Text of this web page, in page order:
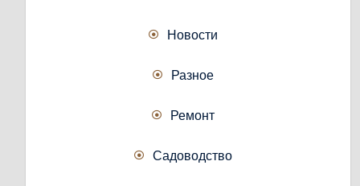
Новости
Разное
Ремонт
Садоводство